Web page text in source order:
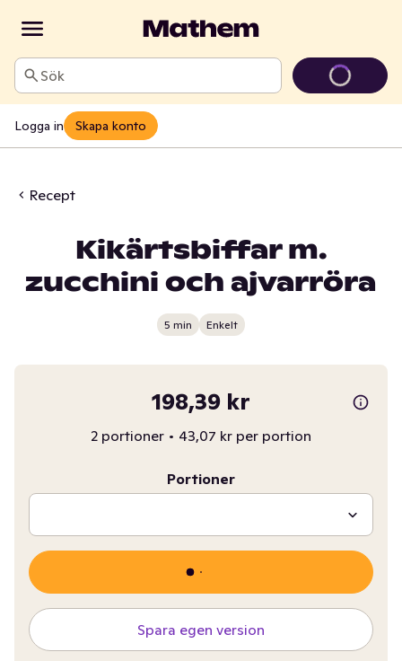
Sök
Logga in Skapa konto
Recept
Kikärtsbiffar m.
zucchini och ajvarröra
5 min Enkelt
198,39 kr
2 portioner • 43,07 kr per portion
Portioner
Spara egen version